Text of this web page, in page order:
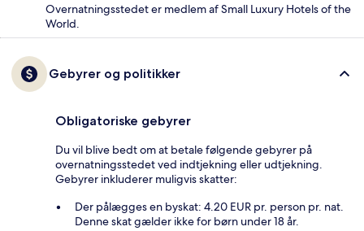
Overnatningsstedet er medlem af Small Luxury Hotels of the
World.
Gebyrer og politikker
Obligatoriske gebyrer
Du vil blive bedt om at betale følgende gebyrer på
overnatningsstedet ved indtjekning eller udtjekning.
Gebyrer inkluderer muligvis skatter:
Der pålægges en byskat: 4.20 EUR pr. person pr. nat.
Denne skat gælder ikke for børn under 18 år.